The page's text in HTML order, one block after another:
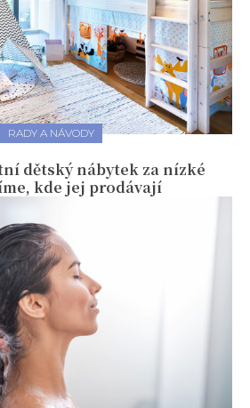
RADY A NÁVODY
dětský nábytek za nízké
kde jej prodávají